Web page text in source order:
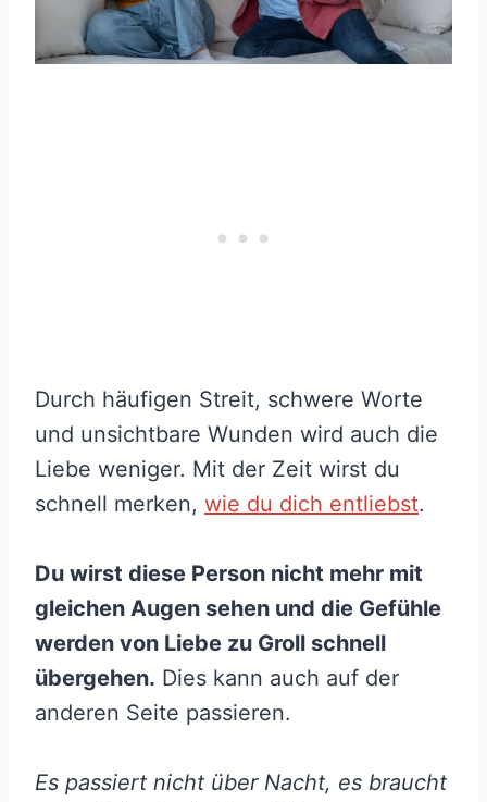
Durch häufigen Streit, schwere Worte
und unsichtbare Wunden wird auch die
Liebe weniger. Mit der Zeit wirst du
schnell merken, wie du dich entliebst.
Du wirst diese Person nicht mehr mit
gleichen Augen sehen und die Gefühle
werden von Liebe zu Groll schnell
übergehen. Dies kann auch auf der
anderen Seite passieren.
Es passiert nicht über Nacht, es braucht